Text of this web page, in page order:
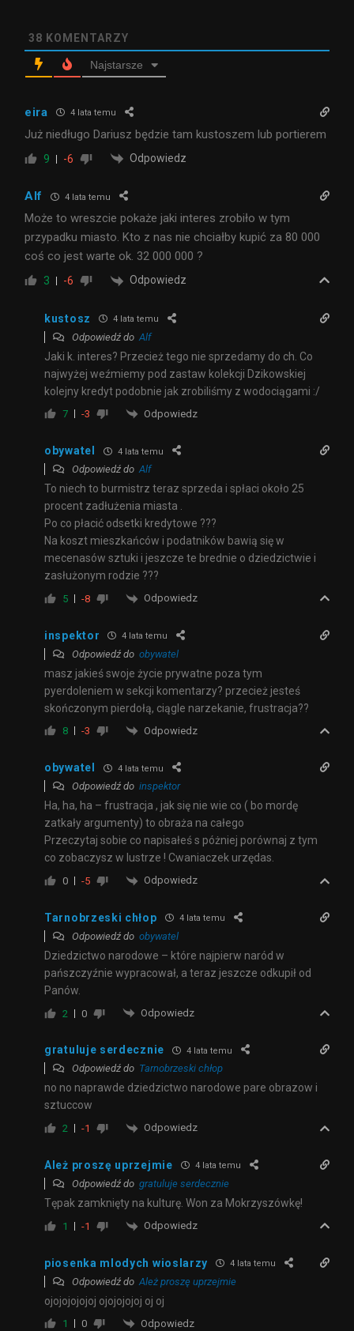
38 KOMENTARZY
Najstarsze
eira 4 lata temu
Już niedługo Dariusz będzie tam kustoszem lub portierem
9 -6 Odpowiedz
Alf 4 lata temu
Może to wreszcie pokaże jaki interes zrobiło w tym
przypadku miasto. Kto z nas nie chciałby kupić za 80 000
coś co jest warte ok. 32 000 000 ?
3 -6 Odpowiedz
kustosz 4 lata temu
Odpowiedź do Alf
Jaki k. interes? Przecież tego nie sprzedamy do ch. Co
najwyżej weźmiemy pod zastaw kolekcji Dzikowskiej
kolejny kredyt podobnie jak zrobiliśmy z wodociągami :/
7 -3 Odpowiedz
obywatel 4 lata temu
Odpowiedź doAlf
To niech to burmistrz teraz sprzeda i spłaci około 25
procent zadłużenia miasta .
Po co płacić odsetki kredytowe ???
Na koszt mieszkańców i podatników bawią się w
mecenasów sztuki i jeszcze te brednie o dziedzictwie i
zasłużonym rodzie ???
5 -8 Odpowiedz
inspektor 4 lata temu
Odpowiedź do obywatel
masz jakieś swoje życie prywatne poza tym
pyerdoleniem w sekcji komentarzy? przecież jesteś
skończonym pierdołą, ciągle narzekanie, frustracja??
8 -3 Odpowiedz
obywatel 4 lata temu
Odpowiedź do inspektor
Ha, ha, ha – frustracja , jak się nie wie co ( bo mordę
zatkały argumenty) to obraża na całego
Przeczytaj sobie co napisałeś s póżniej porównaj z tym
co zobaczysz w lustrze ! Cwaniaczek urzędas.
0 -5 Odpowiedz
Tarnobrzeski chłop 4 lata temu
Odpowiedź do obywatel
Dziedzictwo narodowe – które najpierw naród w
pańszczyźnie wypracował, a teraz jeszcze odkupił od
Panów.
2 0 Odpowiedz
gratuluje serdecznie 4 lata temu
Odpowiedź do Tarnobrzeski chłop
no no naprawde dziedzictwo narodowe pare obrazow i
sztuccow
2 -1 Odpowiedz
Ależ proszę uprzejmie 4 lata temu
Odpowiedź do gratuluje serdecznie
Tępak zamknięty na kulturę. Won za Mokrzyszówkę!
1 -1 Odpowiedz
piosenka mlodych wioslarzy 4 lata temu
Odpowiedź do Ależ proszę uprzejmie
ojojojojojoj ojojojojoj oj oj
1 0 Odpowiedz